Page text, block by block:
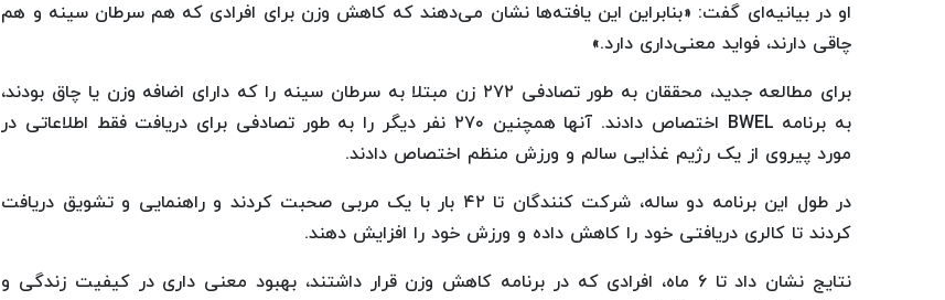
او در بیانیه‌ای گفت: «بنابراین این یافته‌ها نشان می‌دهند که کاهش وزن برای افرادی که هم سرطان سینه و هم
چاقی دارند، فواید معنی‌داری دارد.»
برای مطالعه جدید، محققان به طور تصادفی ۲۷۲ زن مبتلا به سرطان سینه را که دارای اضافه وزن یا چاق بودند،
به برنامه BWEL اختصاص دادند. آنها همچنین ۲۷۰ نفر دیگر را به طور تصادفی برای دریافت فقط اطلاعاتی در
مورد پیروی از یک رژیم غذایی سالم و ورزش منظم اختصاص دادند.
در طول این برنامه دو ساله، شرکت کنندگان تا ۴۲ بار با یک مربی صحبت کردند و راهنمایی و تشویق دریافت
کردند تا کالری دریافتی خود را کاهش داده و ورزش خود را افزایش دهند.
نتایج نشان داد تا ۶ ماه، افرادی که در برنامه کاهش وزن قرار داشتند، بهبود معنی داری در کیفیت زندگی و